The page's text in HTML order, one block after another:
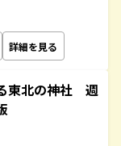
詳細を見る
東北の神社 週